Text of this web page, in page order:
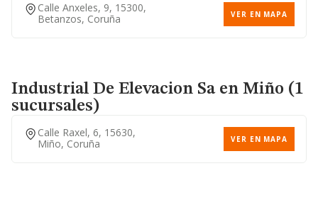
Calle Anxeles, 9, 15300,
Betanzos, Coruña
VER EN MAPA
Industrial De Elevacion Saen Miño (1
sucursales)
Calle Raxel, 6, 15630,
Miño, Coruña
VER EN MAPA